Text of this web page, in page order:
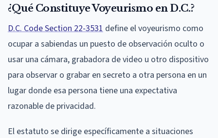
¿Qué Constituye Voyeurismo en D.C.?
D.C. Code Section 22-3531 define el voyeurismo como
ocupar a sabiendas un puesto de observación oculto o
usar una cámara, grabadora de video u otro dispositivo
para observar o grabar en secreto a otra persona en un
lugar donde esa persona tiene una expectativa
razonable de privacidad.
El estatuto se dirige específicamente a situaciones